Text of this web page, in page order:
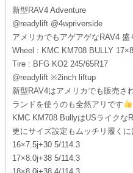
新型RAV4 Adventure
@readylift @4wpriverside
アメリカでもアゲアゲなRAV4 盛
Wheel : KMC KM708 BULLY
Tire : BFG KO2 245/65R17
@readylift ※2inch liftup
新型RAV4はアメリカでも販売さ
ランドを使うのも全然アリです
KMC KM708 BullyはUSライクな
更にサイズ設定もムッチリ履くに
16×7.5j+30 5/114.3
17×8.0j+38 5/114.3